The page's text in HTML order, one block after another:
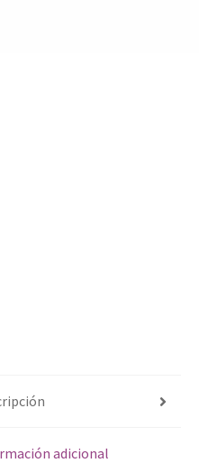
adicional